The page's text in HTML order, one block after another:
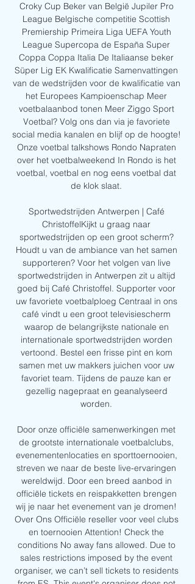
Croky Cup Beker van België Jupiler Pro
League Belgische competitie Scottish
Premiership Primeira Liga UEFA Youth
League Supercopa de España Super
Coppa Coppa Italia De Italiaanse beker
Süper Lig EK Kwalificatie Samenvattingen
van de wedstrijden voor de kwalificatie van
het Europees Kampioenschap Meer
voetbalaanbod tonen Meer Ziggo Sport
Voetbal? Volg ons dan via je favoriete
social media kanalen en blijf op de hoogte!
Onze voetbal talkshows Rondo Napraten
over het voetbalweekend In Rondo is het
voetbal, voetbal en nog eens voetbal dat
de klok slaat.
Sportwedstrijden Antwerpen | Café
ChristoffelKijkt u graag naar
sportwedstrijden op een groot scherm?
Houdt u van de ambiance van het samen
supporteren? Voor het volgen van live
sportwedstrijden in Antwerpen zit u altijd
goed bij Café Christoffel. Supporter voor
uw favoriete voetbalploeg Centraal in ons
café vindt u een groot televisiescherm
waarop de belangrijkste nationale en
internationale sportwedstrijden worden
vertoond. Bestel een frisse pint en kom
samen met uw makkers juichen voor uw
favoriet team. Tijdens de pauze kan er
gezellig nagepraat en geanalyseerd
worden.
Door onze officiële samenwerkingen met
de grootste internationale voetbalclubs,
evenementenlocaties en sporttoernooien,
streven we naar de beste live-ervaringen
wereldwijd. Door een breed aanbod in
officiële tickets en reispakketten brengen
wij je naar het evenement van je dromen!
Over Ons Officiële reseller voor veel clubs
en toernooien Attention! Check the
conditions No away fans allowed. Due to
sales restrictions imposed by the event
organiser, we can’t sell tickets to residents